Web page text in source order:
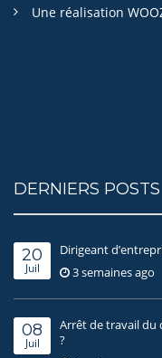
Une réalisation
DERNIERS POSTS
20
Juil
Dirigeant
3 semaines ago
08
Juil
Arrêt de travail du
?